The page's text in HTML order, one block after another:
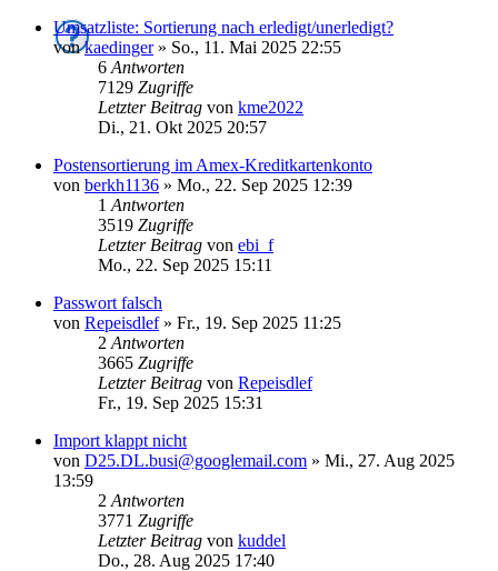
Umsatzliste: Sortierung nach erledigt/unerledigt?
vonkaedinger» So., 11. Mai 2025 22:55
6 Antworten
7129 Zugriffe
Letzter Beitrag von kme2022
Di., 21. Okt 2025 20:57
Postensortierung im Amex-Kreditkartenkonto
von berkh1136 » Mo., 22. Sep 2025 12:39
1 Antworten
3519 Zugriffe
Letzter Beitrag von ebi_f
Mo., 22. Sep 2025 15:11
Passwort falsch
von Repeisdlef» Fr., 19. Sep 2025 11:25
2 Antworten
3665 Zugriffe
Letzter Beitrag von Repeisdlef
Fr., 19. Sep 2025 15:31
Import klappt nicht
von D25.DL.busi@googlemail.com » Mi., 27. Aug 2025
13:59
2 Antworten
3771 Zugriffe
Letzter Beitrag von kuddel
Do., 28. Aug 2025 17:40